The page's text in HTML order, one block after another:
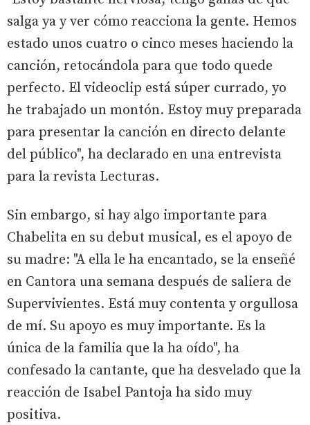
salga ya y ver cómo reacciona la gente. Hemos
estado unos cuatro o cinco meses haciendo la
canción, retocándola para que todo quede
perfecto. El videoclip está súper currado, yo
he trabajado un montón. Estoy muy preparada
para presentar la canción en directo delante
del público", ha declarado en una entrevista
para la revista Lecturas.
Sin embargo, si hay algo importante para
Chabelita en su debut musical, es el apoyo de
su madre: "A ella le ha encantado, se la enseñé
en Cantora una semana después de saliera de
Supervivientes. Está muy contenta y orgullosa
de mí. Su apoyo es muy importante. Es la
única de la familia que la ha oído", ha
confesado la cantante, que ha desvelado que la
reacción de Isabel Pantoja ha sido muy
positiva.